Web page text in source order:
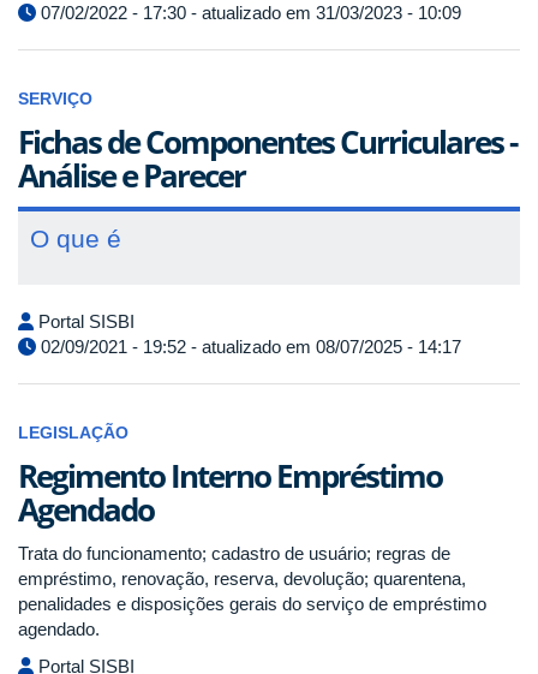
07/02/2022 - 17:30 - atualizado em 31/03/2023 - 10:09
SERVIÇO
Fichas de Componentes Curriculares -
Análise e Parecer
O que é
Portal SISBI
02/09/2021 - 19:52 - atualizado em 08/07/2025 - 14:17
LEGISLAÇÃO
Regimento Interno Empréstimo
Agendado
Trata do funcionamento; cadastro de usuário; regras de
empréstimo, renovação, reserva, devolução; quarentena,
penalidades e disposições gerais do serviço de empréstimo
agendado.
Portal SISBI